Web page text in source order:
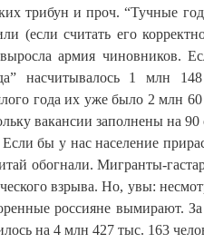
трибун и проч. “Тучные
(если считать его
армия чиновников.
насчитывалось 1 млн
года их уже было 2 млн
вакансии заполнены на
бы у нас население
обогнали. Мигранты-
взрыва. Но, увы:
россияне вымирают.
на 4 млн 427 тыс. 163